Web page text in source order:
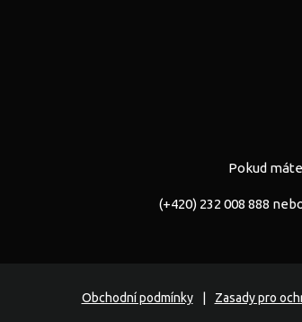
Pokud
(+420) 232 008 888
Obchodní podmínky Zasady pro